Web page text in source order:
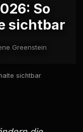
So
sichtbar
Greenstein
sichtbar